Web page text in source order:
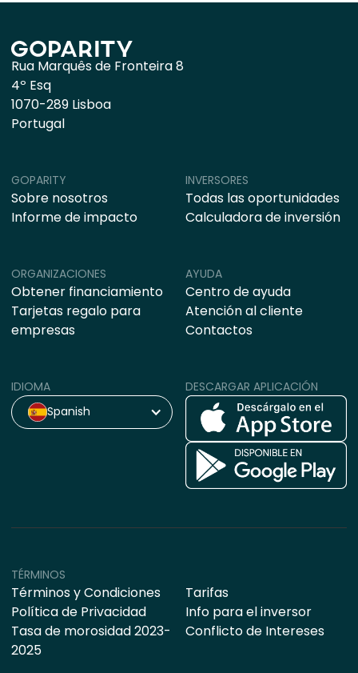
Rua Marquês de Fronteira 8
4º Esq
1070-289 Lisboa
Portugal
ORGANIZACIONES
Obtener financiamiento
Tarjetas regalo para
empresas
AYUDA
Centro de ayuda
Atención al cliente
Contactos
GOPARITY
Sobre nosotros
Informe de impacto
INVERSORES
Todas las oportunidades
Calculadora de inversión
IDIOMA
Spanish
DESCARGAR APLICACIÓN
TÉRMINOS
Términos y Condiciones
Política de Privacidad
Tasa de morosidad 2023-
2025
Tarifas
Info para el inversor
Conflicto de Intereses